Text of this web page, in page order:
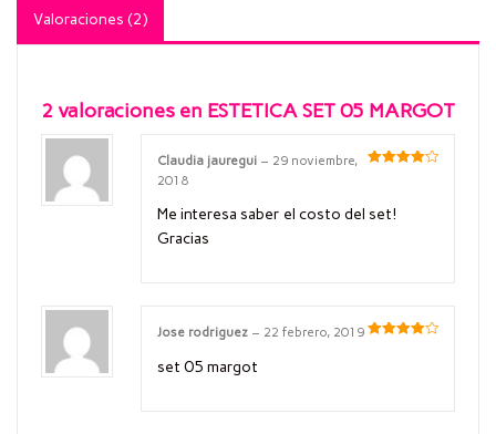
Valoraciones (2)
2 valoraciones en ESTETICA SET 05 MARGOT
Claudia jauregui – 29 noviembre,
2018
Me interesa saber el costo del set!
Gracias
Jose rodriguez – 22 febrero, 2019
set 05 margot